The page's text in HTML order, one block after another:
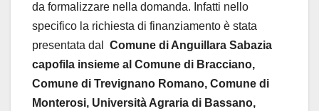
da formalizzare nella domanda. Infatti nello
specifico la richiesta di finanziamento è stata
presentata dal Comune di Anguillara Sabazia
capofila insieme al Comune di Bracciano,
Comune di Trevignano Romano, Comune di
Monterosi, Università Agraria di Bassano,